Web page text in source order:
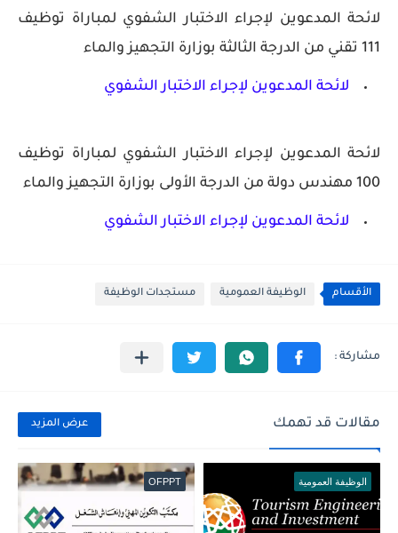
لائحة المدعوين لإجراء الاختبار الشفوي لمباراة توظيف
111 تقني من الدرجة الثالثة بوزارة التجهيز والماء
لائحة المدعوين لإجراء الاختبار الشفوي
لائحة المدعوين لإجراء الاختبار الشفوي لمباراة توظيف
100 مهندس دولة من الدرجة الأولى بوزارة التجهيز والماء
لائحة المدعوين لإجراء الاختبار الشفوي
الأقسام الوظيفة العمومية مستجدات الوظيفة
مقالات قد تهمك عرض المزيد
الوظيفة العمومية OFPPT